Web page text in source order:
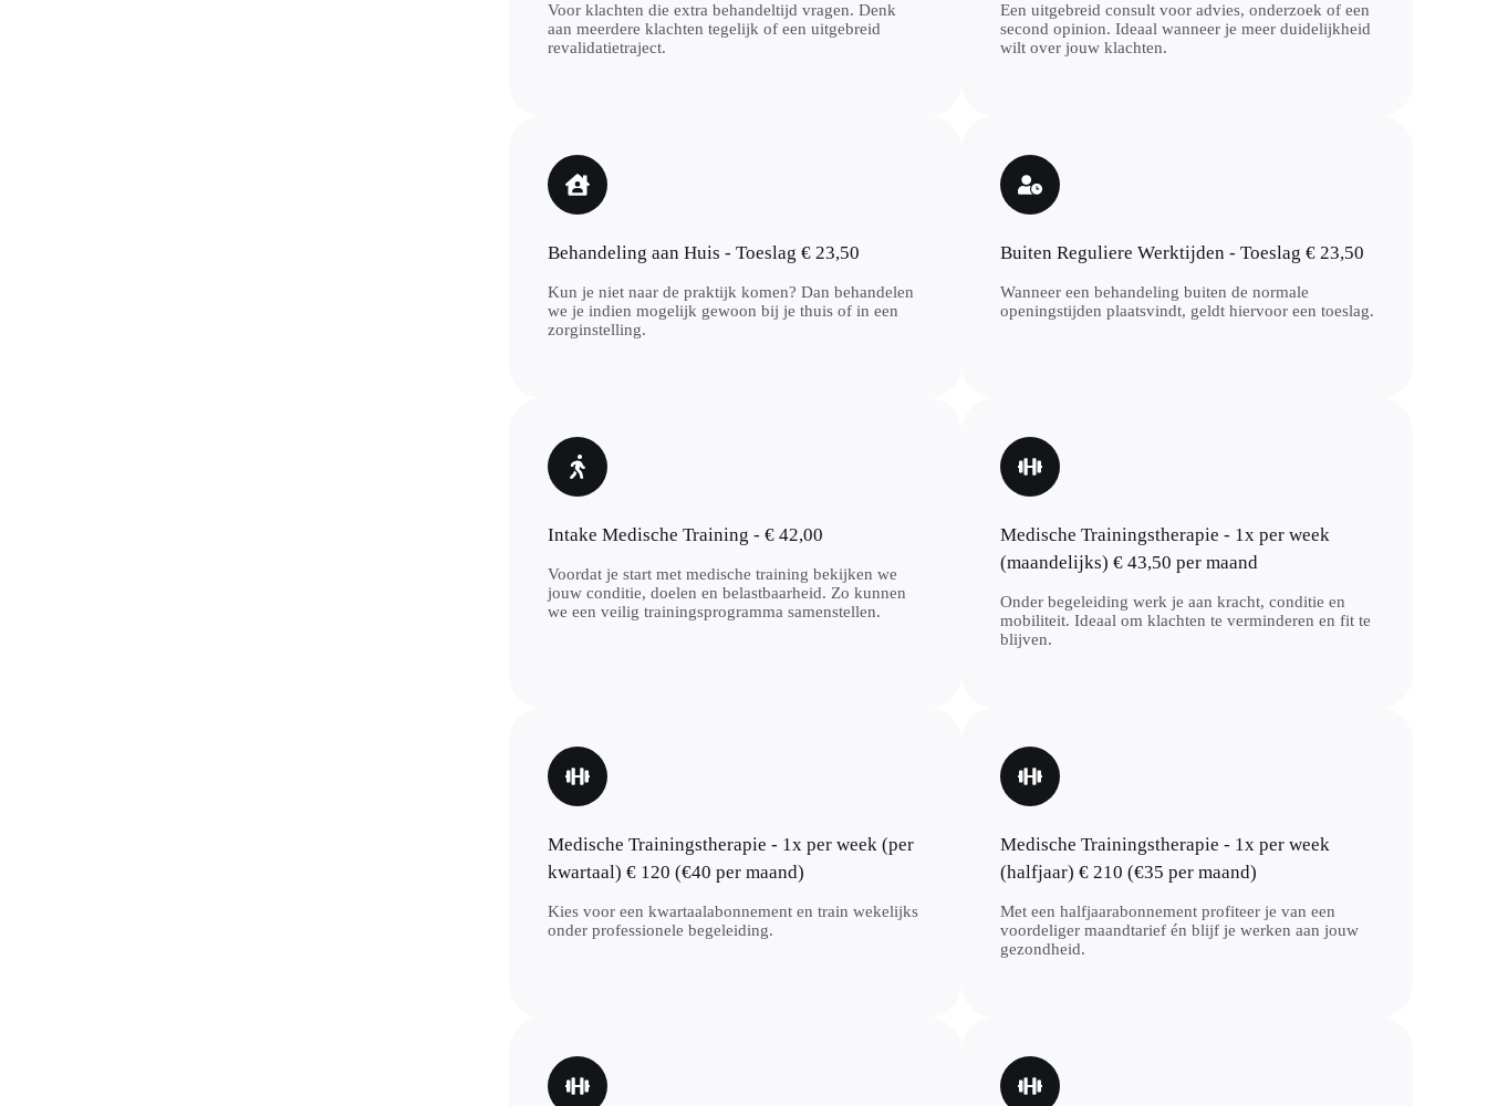
Voor klachten die extra behandeltijd vragen. Denk
aan meerdere klachten tegelijk of een uitgebreid
revalidatietraject.
Een uitgebreid consult voor advies, onderzoek of een
second opinion. Ideaal wanneer je meer duidelijkheid
wilt over jouw klachten.
Behandeling aan Huis - Toeslag € 23,50
Kun je niet naar de praktijk komen? Dan behandelen
we je indien mogelijk gewoon bij je thuis of in een
zorginstelling.
Buiten Reguliere Werktijden - Toeslag € 23,50
Wanneer een behandeling buiten de normale
openingstijden plaatsvindt, geldt hiervoor een toeslag.
Intake Medische Training - € 42,00
Voordat je start met medische training bekijken we
jouw conditie, doelen en belastbaarheid. Zo kunnen
we een veilig trainingsprogramma samenstellen.
Medische Trainingstherapie - 1x per week
(maandelijks) € 43,50 per maand
Onder begeleiding werk je aan kracht, conditie en
mobiliteit. Ideaal om klachten te verminderen en fit te
blijven.
Medische Trainingstherapie - 1x per week (per
kwartaal) € 120 (€40 per maand)
Kies voor een kwartaalabonnement en train wekelijks
onder professionele begeleiding.
Medische Trainingstherapie - 1x per week
(halfjaar) € 210 (€35 per maand)
Met een halfjaarabonnement profiteer je van een
voordeliger maandtarief én blijf je werken aan jouw
gezondheid.